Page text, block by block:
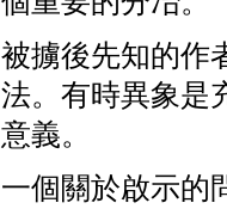
被擄後先知的作
法。有時異象是
意義。
一個關於啟示的